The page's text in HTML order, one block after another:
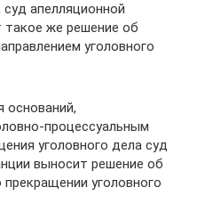
апелляционной
такое же решение об
уголовного
оснований,
процессуальным
уголовного дела суд
выносит решение об
уголовного